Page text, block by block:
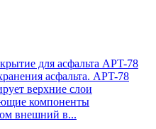
для асфальта APT-78
асфальта. APT-78
верхние слои
компоненты
внешний в...